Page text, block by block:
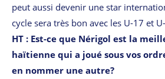
peut aussi devenir une star
cycle sera très bon avec les U-17 et
HT : Est-ce que Nérigol est la
haïtienne qui a joué sous vos
en nommer une autre?